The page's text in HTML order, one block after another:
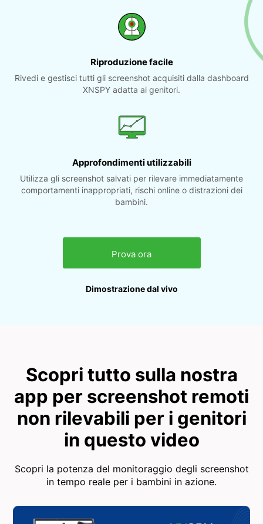
Riproduzione facile
Rivedi e gestisci tutti gli screenshot acquisiti dalla dashboard
XNSPY adatta ai genitori.
Approfondimenti utilizzabili
Utilizza gli screenshot salvati per rilevare immediatamente
comportamenti inappropriati, rischi online o distrazioni dei
bambini.
Prova ora
Dimostrazione dal vivo
Scopri tutto sulla nostra
app per screenshot remoti
non rilevabili per i genitori
in questo video
Scopri la potenza del monitoraggio degli screenshot
in tempo reale per i bambini in azione.